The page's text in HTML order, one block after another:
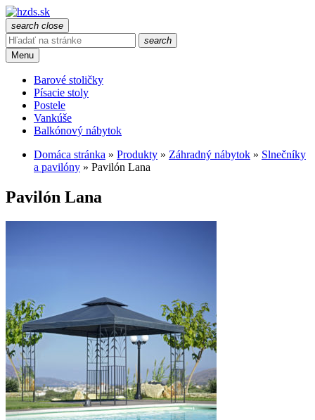
search close
search
Menu
Barové stoličky
Písacie stoly
Postele
Vankúše
Balkónový nábytok
Domáca stránka » Produkty » Záhradný nábytok » Slnečníky
a pavilóny » Pavilón Lana
Pavilón Lana